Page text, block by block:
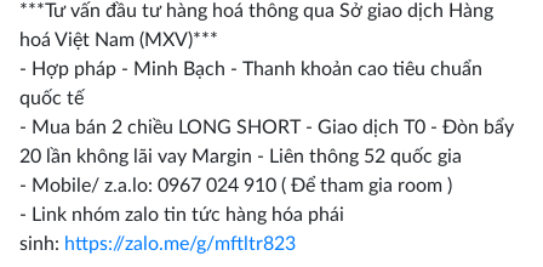
***Tư vấn đầu tư hàng hoá thông qua Sở giao dịch Hàng
hoá Việt Nam (MXV)***
- Hợp pháp - Minh Bạch - Thanh khoản cao tiêu chuẩn
quốc tế
- Mua bán 2 chiều LONG SHORT - Giao dịch T0 - Đòn bẩy
20 lần không lãi vay Margin - Liên thông 52 quốc gia
- Mobile/ z.a.lo: 0967 024 910 ( Để tham gia room )
- Link nhóm zalo tin tức hàng hóa phái
sinh: https://zalo.me/g/mftltr823